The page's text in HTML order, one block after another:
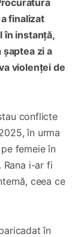
finalizat
în instanță,
zi a
violenței de
conflicte
în urma
femeie în
i-ar fi
ceea ce
în